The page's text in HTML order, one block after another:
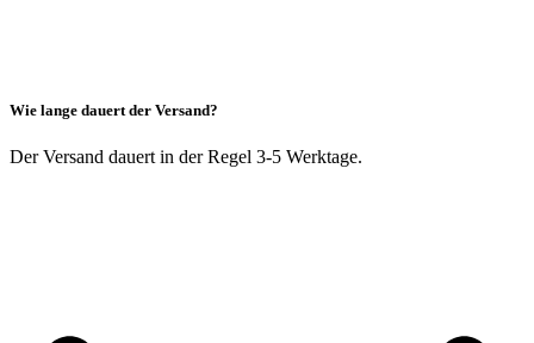
Wie lange dauert der Versand?
Der Versand dauert in der Regel 3-5 Werktage.